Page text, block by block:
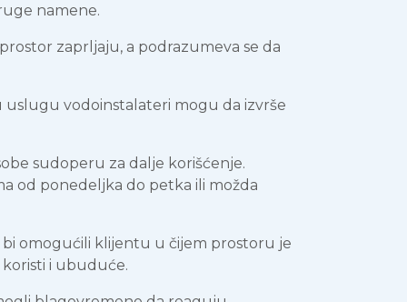
namene.
zaprljaju, a podrazumeva se da
uslugu vodoinstalateri mogu da izvrše
sudoperu za dalje korišćenje.
od ponedeljka do petka ili možda
bi omogućili klijentu u čijem prostoru je
i ubuduće.